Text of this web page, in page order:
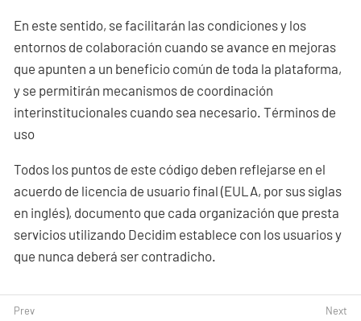
En este sentido, se facilitarán las condiciones y los
entornos de colaboración cuando se avance en mejoras
que apunten a un beneficio común de toda la plataforma,
y se permitirán mecanismos de coordinación
interinstitucionales cuando sea necesario. Términos de
uso
Todos los puntos de este código deben reflejarse en el
acuerdo de licencia de usuario final (EULA, por sus siglas
en inglés), documento que cada organización que presta
servicios utilizando Decidim establece con los usuarios y
que nunca deberá ser contradicho.